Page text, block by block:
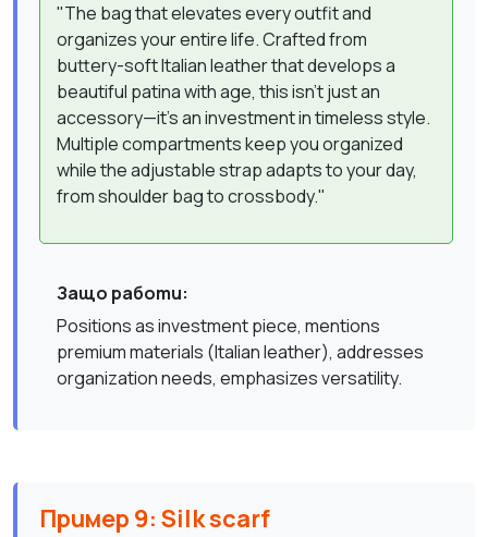
"The bag that elevates every outfit and
organizes your entire life. Crafted from
buttery-soft Italian leather that develops a
beautiful patina with age, this isn't just an
accessory—it's an investment in timeless style.
Multiple compartments keep you organized
while the adjustable strap adapts to your day,
from shoulder bag to crossbody."
Защо работи:
Positions as investment piece, mentions
premium materials (Italian leather), addresses
organization needs, emphasizes versatility.
Пример 9: Silk scarf